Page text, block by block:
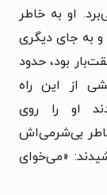
او به خاطر
و به جای دیگری
بود، حدود
از این راه
او را روی
بی‌شرمی‌اش
«می‌خوای